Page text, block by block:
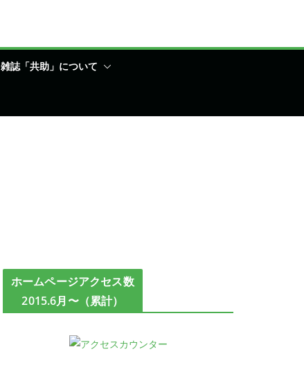
雑誌「共助」について
ホームページアクセス数
2015.6月〜（累計）